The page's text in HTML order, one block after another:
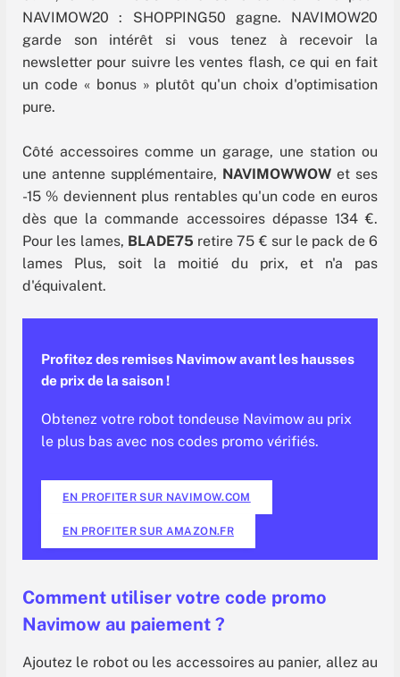
NAVIMOW20 : SHOPPING50 gagne. NAVIMOW20
garde son intérêt si vous tenez à recevoir la
newsletter pour suivre les ventes flash, ce qui en fait
un code « bonus » plutôt qu'un choix d'optimisation
pure.
Côté accessoires comme un garage, une station ou
une antenne supplémentaire, NAVIMOWWOW et ses
-15 % deviennent plus rentables qu'un code en euros
dès que la commande accessoires dépasse 134 €.
Pour les lames, BLADE75 retire 75 € sur le pack de 6
lames Plus, soit la moitié du prix, et n'a pas
d'équivalent.
Profitez des remises Navimow avant les hausses
de prix de la saison !
Obtenez votre robot tondeuse Navimow au prix
le plus bas avec nos codes promo vérifiés.
EN PROFITER SUR NAVIMOW.COM
EN PROFITER SUR AMAZON.FR
Comment utiliser votre code promo
Navimow au paiement ?
Ajoutez le robot ou les accessoires au panier, allez au